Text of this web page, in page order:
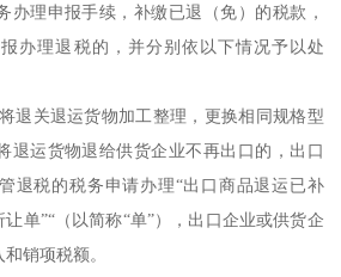
办理申报手续，补缴已退（免）的税款，
办理退税的，并分别依以下情况予以处
关退运货物加工整理，更换相同规格型
退运货物退给供货企业不再出口的，出口
退税的税务申请办理“出口商品退运已补
单”“（以简称“单”），出口企业或供货企
销项税额。